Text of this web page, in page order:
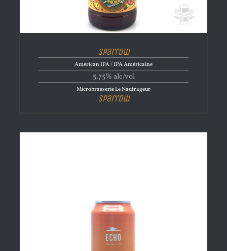
Sparrow
American IPA / IPA Américaine
5.75% alc/vol
Microbrasserie Le Naufrageur
Sparrow